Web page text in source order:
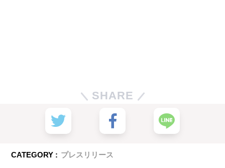
SHARE
CATEGORY : プレスリリース